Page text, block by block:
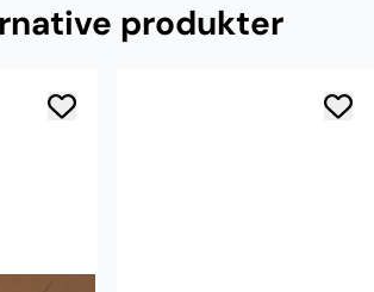
produkter